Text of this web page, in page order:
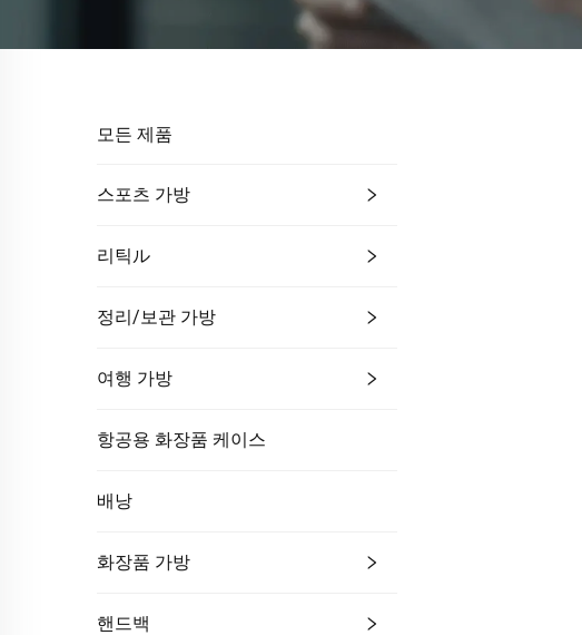
모든 제품
스포츠 가방
리틱ル
정리/보관 가방
여행 가방
항공용 화장품 케이스
배낭
화장품 가방
핸드백